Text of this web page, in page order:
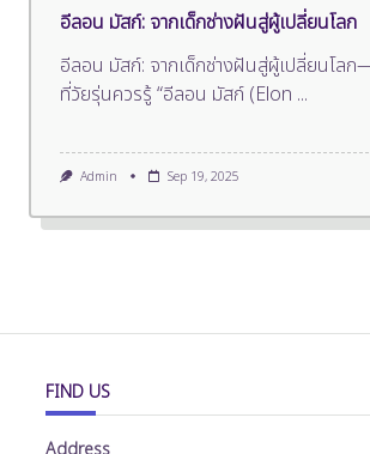
อีลอน มัสก์: จากเด็กช่างฝันสู่ผู้เปลี่ยนโลก
อีลอน มัสก์: จากเด็กช่างฝันสู่ผู้เปลี่ยนโลก
ที่วัยรุ่นควรรู้ “อีลอน มัสก์ (Elon ...
Admin Sep 19, 2025
FIND US